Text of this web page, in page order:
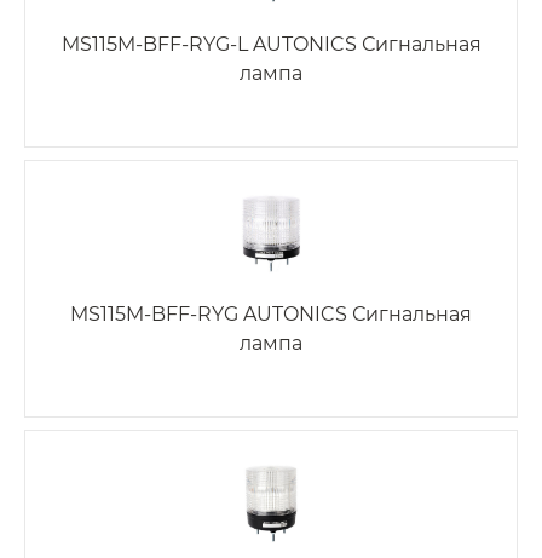
MS115M-BFF-RYG-L AUTONICS Сигнальная
лампа
MS115M-BFF-RYG AUTONICS Сигнальная
лампа